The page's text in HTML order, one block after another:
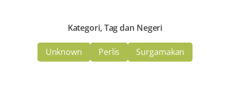
Kategori, Tag dan Negeri
Unknown Perlis Surgamakan